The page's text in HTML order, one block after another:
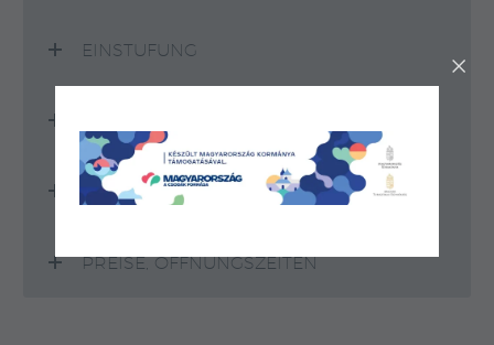
EINSTUFUNG
KAPAZITÄT
PREISE, ÖFFNUNGSZEITEN